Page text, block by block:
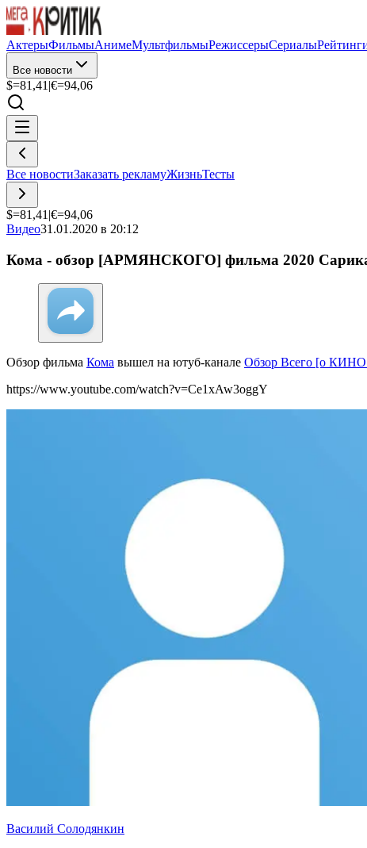
АктерыФильмыАнимеМультфильмыРежиссерыСериалы
Все новости
$=81,41 |€=94,06
Все новостиЗаказать рекламуЖизньТесты
$=81,41 |€=94,06
Видео31.01.2020 в 20:12
Кома - обзор [АРМЯНСКОГО] фильма 2020
Обзор фильма Кома вышел на ютуб-канале Обзор Всего [о КИНО
https://www.youtube.com/watch?v=Ce1xAw3oggY
Василий Солодянкин